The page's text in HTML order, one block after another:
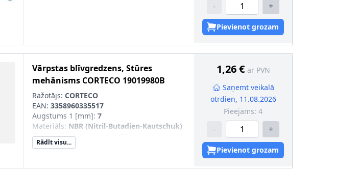
- +
Pievienot grozam
Vārpstas blīvgredzens, Stūres
mehānisms CORTECO 19019980B
Ražotājs: CORTECO
EAN: 3358960335517
Augstums 1 [mm]: 7
Materiāls: NBR (Nitril-Butadien-Kautschuk)
Ārējais diametrs 1 [mm]
Iekšējais diametrs 1 [mm]
Rādīt visu...
1,26 € ar PVN
Saņemt veikalā
otrdien, 11.08.2026
Pieejams: 4
- +
Pievienot grozam